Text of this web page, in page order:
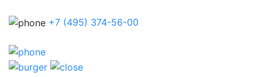
+7 (495) 374-56-00